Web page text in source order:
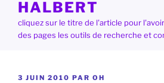
HALBERT
cliquez sur le titre de l'article pour
des pages les outils de recherche et
PUBLIÉ
3 JUIN 2010 PAR OH